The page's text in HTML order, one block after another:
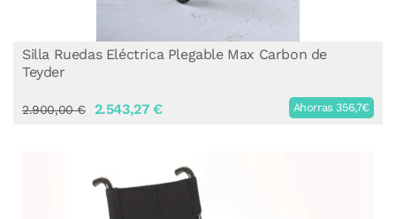
Silla Ruedas Eléctrica Plegable Max Carbon de
Teyder
2.900,00 € 2.543,27 € Ahorras 356,7€